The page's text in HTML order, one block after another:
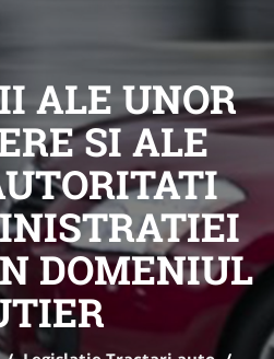
ALE UNOR
SI ALE
DOMENIUL